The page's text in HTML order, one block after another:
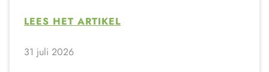
LEES HET ARTIKEL
31 juli 2026